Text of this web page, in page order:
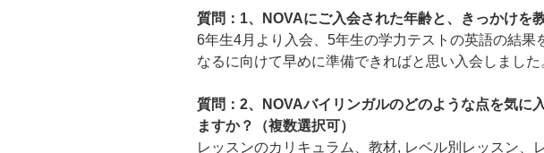
質問：1、NOVAにご入会された年齢と、きっかけを
6年生4月より入会、5年生の学力テストの英語の結果
なるに向けて早めに準備できればと思い入会しました
質問：2、NOVAバイリンガルのどのような点を気に
ますか？（複数選択可）
レッスンのカリキュラム、教材, レベル別レッスン、